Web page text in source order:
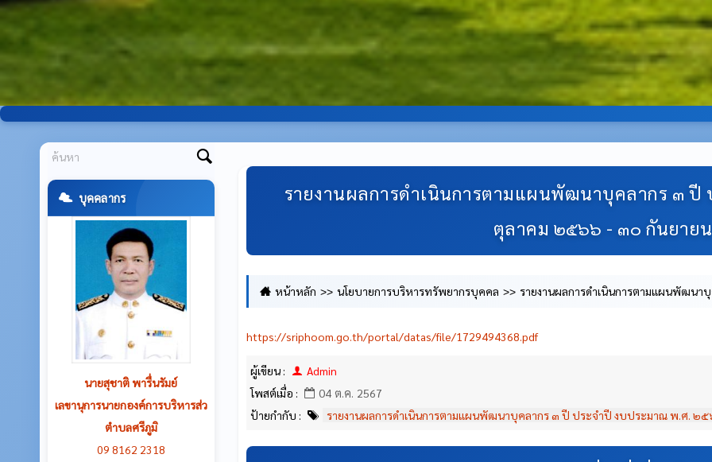
รายงานผลการดําเนินการตามแผนพัฒนาบุคลากร ๓
ตุลาคม ๒๕๖๖ - ๓๐ กันยาย
หน้าหลัก นโยบายการบริหารทรัพยากรบุคคล
รายงานผลการดําเนินการตามแผนพัฒน
https://sriphoom.go.th/portal/datas/file/1729494368.pdf
ผู้เขียน :
Admin
โพสต์เมื่อ :
04 ต.ค. 2567
ป้ายกำกับ :
รายงานผลการดําเนินการตามแผนพัฒนาบุคลากร ๓ ปี ประจําปี งบประมาณ พ.ศ.
บุคคลากร
นายสมศักดิ์ จักรสาน
นายกองค์การบริหารส่วนตำบลศรีภูมิ
08 0159 4189